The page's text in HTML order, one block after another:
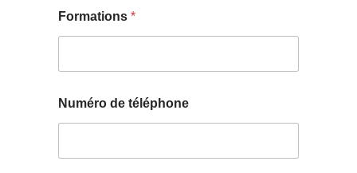
Formations *
Numéro de téléphone